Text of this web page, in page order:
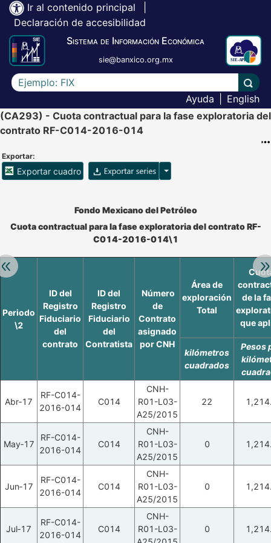
Ir al contenido principal
Declaración de accesibilidad
Sistema de Información Económica
sie@banxico.org.mx
Escriba el texto a buscar
Ayuda
English
(CA293) - Cuota contractual para la fase exploratoria del
contrato RF-C014-2016-014
Exportar:
Exportar cuadro Opciones para exportar
Retroceder:
Accesibilidad de Cuadros Analíticos, al exportar el cuadro
Fondo Mexicano del Petróleo
Cuota contractual para la fase exploratoria del contrato RF-
C014-2016-014\1
Periodo
\2
ID del
Registro
Fiduciario
del
contrato
ID del
Registro
Fiduciario
del
Contratista
Número
de
Contrato
asignado
por CNH
Área de
exploración
Total
de la
que
kilómetros
cuadrados
Pesos
Abr‑17
RF-C014-
2016-014
C014
CNH-
R01-L03-
A25/2015
22
May‑17
RF-C014-
2016-014
C014
CNH-
R01-L03-
A25/2015
0
Jun‑17
RF-C014-
2016-014
C014
CNH-
R01-L03-
A25/2015
0
Jul‑17
RF-C014-
2016-014
C014
CNH-
R01-L03-
0